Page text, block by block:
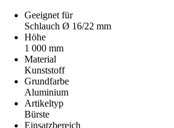
Geeignet für
Schlauch Ø 16/22 mm
Höhe
1 000 mm
Material
Kunststoff
Grundfarbe
Aluminium
Artikeltyp
Bürste
Einsatzbereich